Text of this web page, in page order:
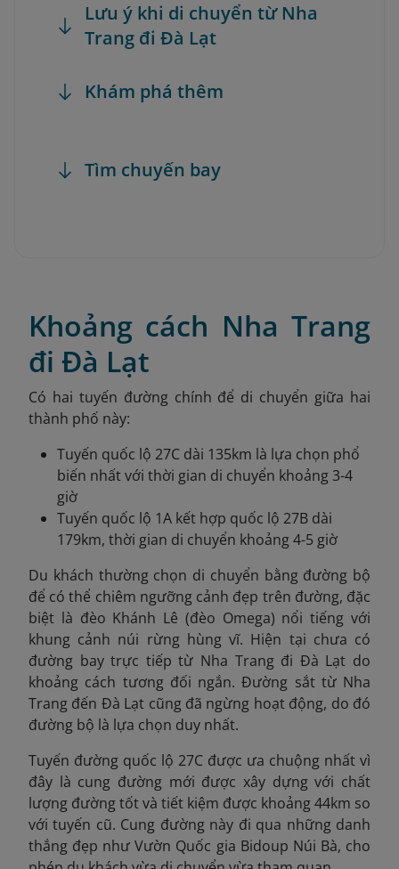
Lưu ý khi di chuyển từ Nha
Trang đi Đà Lạt
Khám phá thêm
Tìm chuyến bay
Khoảng cách Nha Trang
đi Đà Lạt
Có hai tuyến đường chính để di chuyển giữa hai
thành phố này:
Tuyến quốc lộ 27C dài 135km là lựa chọn phổ
biến nhất với thời gian di chuyển khoảng 3-4
giờ
Tuyến quốc lộ 1A kết hợp quốc lộ 27B dài
179km, thời gian di chuyển khoảng 4-5 giờ
Du khách thường chọn di chuyển bằng đường bộ
để có thể chiêm ngưỡng cảnh đẹp trên đường, đặc
biệt là đèo Khánh Lê (đèo Omega) nổi tiếng với
khung cảnh núi rừng hùng vĩ. Hiện tại chưa có
đường bay trực tiếp từ Nha Trang đi Đà Lạt do
khoảng cách tương đối ngắn. Đường sắt từ Nha
Trang đến Đà Lạt cũng đã ngừng hoạt động, do đó
đường bộ là lựa chọn duy nhất.
Tuyến đường quốc lộ 27C được ưa chuộng nhất vì
đây là cung đường mới được xây dựng với chất
lượng đường tốt và tiết kiệm được khoảng 44km so
với tuyến cũ. Cung đường này đi qua những danh
thắng đẹp như Vườn Quốc gia Bidoup Núi Bà, cho